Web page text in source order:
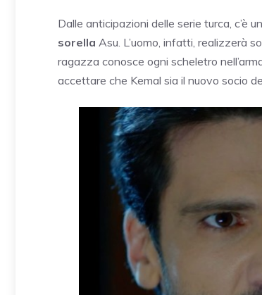
Dalle anticipazioni delle serie turca, c’è
sorella Asu. L’uomo, infatti, realizzerà
ragazza conosce ogni scheletro
accettare che Kemal sia il nuovo socio